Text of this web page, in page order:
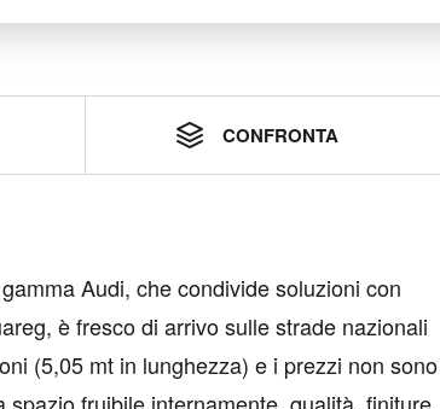
CONFRONTA
Audi, che condivide soluzioni con
è fresco di arrivo sulle strade nazionali
(5,05 mt in lunghezza) e i prezzi non sono